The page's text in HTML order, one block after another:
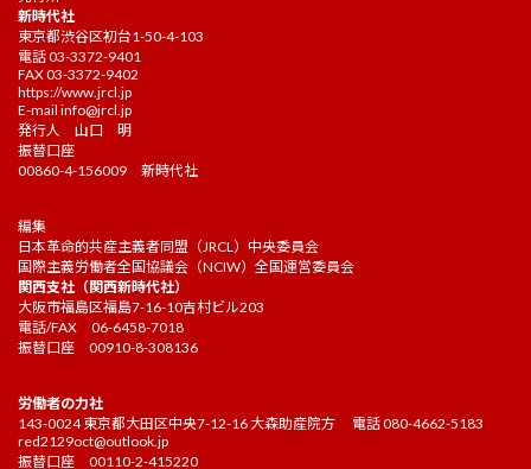
新時代社
東京都渋谷区初台1-50-4-103
電話 03-3372-9401
FAX 03-3372-9402
https://www.jrcl.jp
E-mail info@jrcl.jp
発行人 山口 明
振替口座
00860-4-156009 新時代社
編集
日本革命的共産主義者同盟（JRCL）中央委員会
国際主義労働者全国協議会（NCIW）全国運営委員会
関西支社（関西新時代社）
大阪市福島区福島7-16-10吉村ビル203
電話/FAX 06-6458-7018
振替口座 00910-8-308136
労働者の力社
143-0024 東京都大田区中央7-12-16 大森助産院方 電話 080-4662-5183
red2129oct@outlook.jp
振替口座 00110-2-415220